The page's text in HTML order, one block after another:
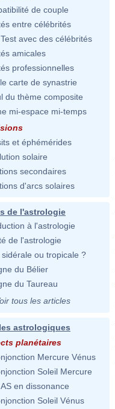
de couple
entre célébrités
avec des célébrités
amicales
professionnelles
carte de synastrie
du thème composite
mi-espace mi-temps
et éphémérides
solaire
secondaires
d'arcs solaires
de l'astrologie
à l'astrologie
de l'astrologie
sidérale ou tropicale ?
du Bélier
du Taureau
tous les articles
astrologiques
planétaires
Mercure Vénus
Soleil Mercure
en dissonance
Soleil Vénus